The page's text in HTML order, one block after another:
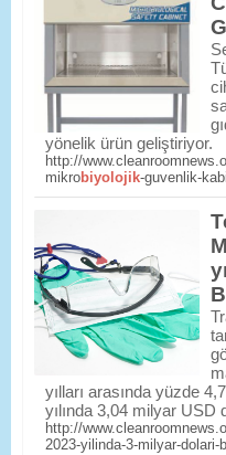
yönelik ürün geliştiriyor.
http://
mikrobiyolojik-guvenlik-
yılları arasında yüzde
yılında 3,04 milyar USD
http://
2023-yilinda-3-milyar-dolari-